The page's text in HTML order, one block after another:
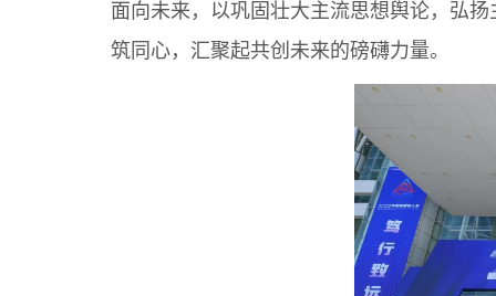
面向未来，以巩固壮大主流思想舆论，弘
筑同心，汇聚起共创未来的磅礴力量。